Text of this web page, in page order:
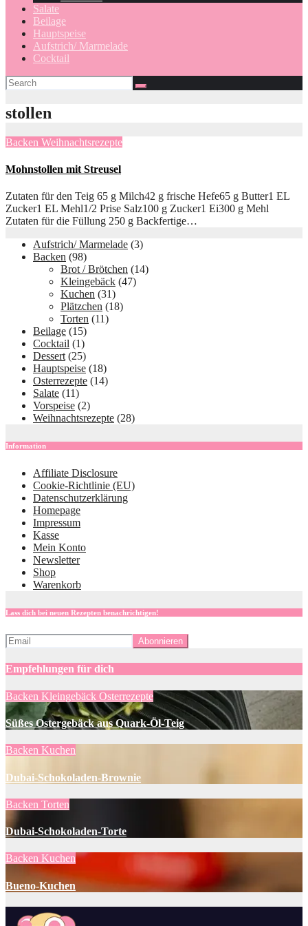
Salate
Beilage
Hauptspeise
Aufstrich/ Marmelade
Cocktail
stollen
Backen Weihnachtsrezepte
Mohnstollen mit Streusel
Zutaten für den Teig 65 g Milch42 g frische Hefe65 g Butter1 EL
Zucker1 EL Mehl1/2 Prise Salz100 g Zucker1 Ei300 g Mehl
Zutaten für die Füllung 250 g Backfertige…
Aufstrich/ Marmelade (3)
Backen (98)
Brot / Brötchen (14)
Kleingebäck (47)
Kuchen (31)
Plätzchen (18)
Torten (11)
Beilage (15)
Cocktail (1)
Dessert (25)
Hauptspeise (18)
Osterrezepte (14)
Salate (11)
Vorspeise (2)
Weihnachtsrezepte (28)
Information
Affiliate Disclosure
Cookie-Richtlinie (EU)
Datenschutzerklärung
Homepage
Impressum
Kasse
Mein Konto
Newsletter
Shop
Warenkorb
Lass dich bei neuen Rezepten benachrichtigen!
Empfehlungen für dich
Backen Kleingebäck Osterrezepte
Süßes Ostergebäck aus Quark-Öl-Teig
Backen Kuchen
Dubai-Schokoladen-Brownie
Backen Torten
Dubai-Schokoladen-Torte
Backen Kuchen
Bueno-Kuchen